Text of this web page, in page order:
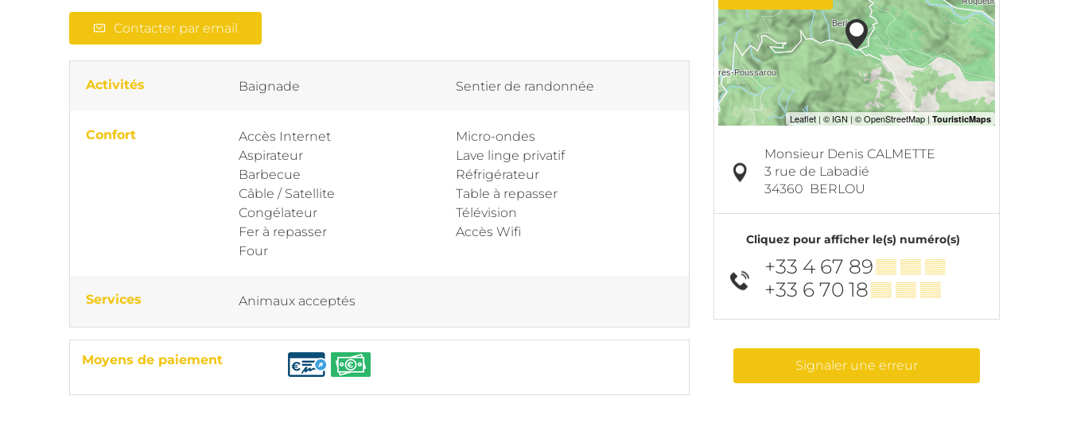
Contacter par email
Activités Baignade Sentier de randonnée
Confort
Accès Internet
Aspirateur
Barbecue
Câble / Satellite
Congélateur
Fer à repasser
Four
Micro-ondes
Lave linge privatif
Réfrigérateur
Table à repasser
Télévision
Accès Wifi
Services Animaux acceptés
Moyens de paiement
Monsieur Denis CALMETTE
3 rue de Labadié
34360 BERLOU
Cliquez pour afficher le(s) numéro(s)
+33 4 67 89▒▒ ▒▒ ▒▒
+33 6 70 18▒▒ ▒▒ ▒▒
Signaler une erreur